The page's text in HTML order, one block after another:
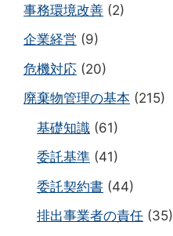
事務環境改善 (2)
企業経営 (9)
危機対応 (20)
廃棄物管理の基本 (215)
基礎知識 (61)
委託基準 (41)
委託契約書 (44)
排出事業者の責任 (35)